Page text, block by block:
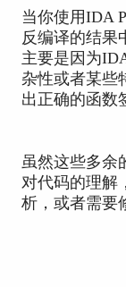
当你使用IDA
反编译的结果
主要是因为
杂性或者某些
出正确的函数
虽然这些多余
对代码的理解
析，或者需要
IDA的